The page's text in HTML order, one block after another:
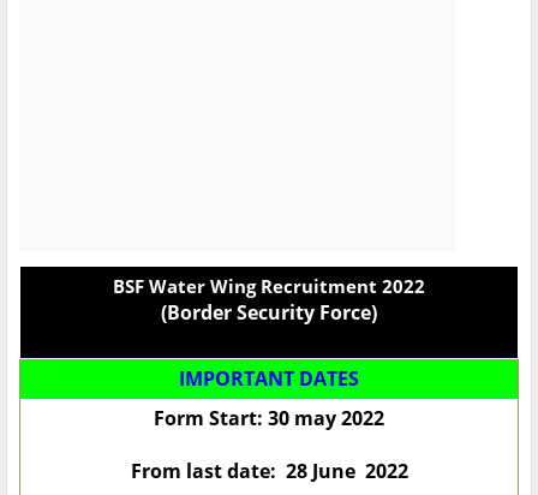
BSF Water Wing Recruitment 2022
(Border Security Force)
IMPORTANT DATES
Form Start: 30 may 2022
From last date: 28 June 2022